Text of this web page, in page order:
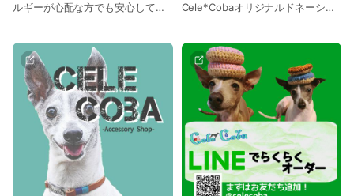
ルギーが心配な方でも安心してお
ます。 お気軽にご相談下さい！
Cele*Cobaオリジナルドネーショ
Dogsへ寄付させて頂いています。